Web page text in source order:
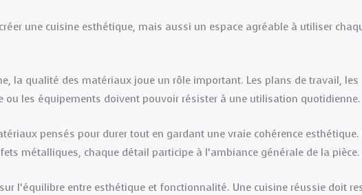
une cuisine esthétique, mais aussi un espace agréable à utiliser
la qualité des matériaux joue un rôle important. Les plans de travail, les
ou les équipements doivent pouvoir résister à une utilisation quotidienne.
pensés pour durer tout en gardant une vraie cohérence esthétique.
métalliques, chaque détail participe à l’ambiance générale de la pièce.
l’équilibre entre esthétique et fonctionnalité. Une cuisine réussie doit